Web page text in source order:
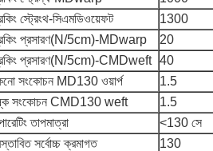
স্ট্রেংথ-সিএমডিওয়েফট
1300
প্রসারণ(N/5cm)-MDwarp
20
প্রসারণ(N/5cm)-CMDweft 40
সংকোচন MD130 ওয়ার্প
1.5
সংকোচন CMD130 weft
1.5
তাপমাত্রা
<130 সে
সর্বোচ্চ ক্রমাগত
130